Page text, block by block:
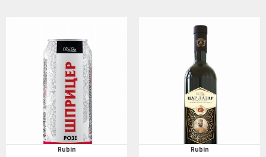
Rubin Rubin